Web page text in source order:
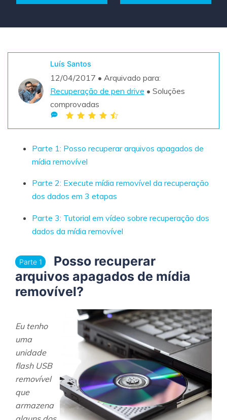
Teste Grátis
Recoverit Grátis
Recupere dados perdidos/excluídos gratuitamente
Teste Grátis
Repairit - Reparar Dados
search
Luís Santos
12/04/2017 • Arquivado para:
Recuperação de pen drive • Soluções
comprovadas
Parte 1: Posso recuperar arquivos apagados de
mídia removível
Parte 2: Execute mídia removível da recuperação
dos dados em 3 etapas
Parte 3: Tutorial em vídeo sobre recuperação dos
dados da mídia removível
Parte 1
Posso recuperar
arquivos apagados de mídia
removível?
Eu tenho
uma
unidade
flash USB
removível
que
armazena